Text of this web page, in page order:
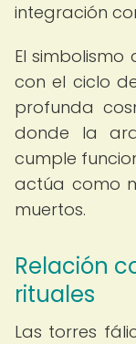
integración
El
con el ciclo
profunda
donde la
cumple
actúa como
muertos.
Relación
rituales
Las torres